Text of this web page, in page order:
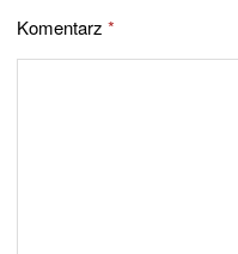
Komentarz *